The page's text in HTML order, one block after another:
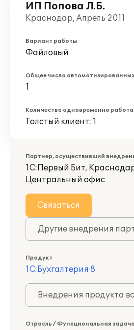
ИП Попова Л.Б.
Краснодар, Апрель 2011
Вариант работы
Файловый
Общее число
1
Количество одновременно
Толстый клиент: 1
Партнер, осуществивший
1С:Первый Бит,
Центральный офис
Связаться
Другие внедрения
Продукт
1С:Бухгалтерия 8
Внедрения продукта
Отрасль / Функциональная задача